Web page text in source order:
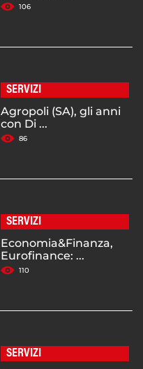
106
SERVIZI
Agropoli (SA), gli anni
con Di ...
86
SERVIZI
Economia&Finanza,
Eurofinance: ...
110
SERVIZI